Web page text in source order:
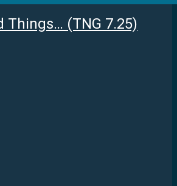
Things… (TNG 7.25)